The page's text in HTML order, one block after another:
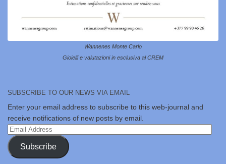
Wannenes Monte Carlo
Gioielli e valutazioni in esclusiva al CREM
SUBSCRIBE TO OUR NEWS VIA EMAIL
Enter your email address to subscribe to this web-journal and
receive notifications of new posts by email.
Email
Address
Subscribe